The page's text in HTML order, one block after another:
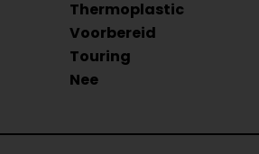
Thermoplastic
Voorbereid
Touring
Nee